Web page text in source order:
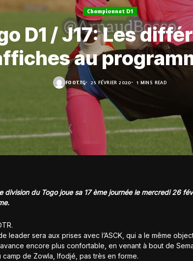
Championnat D1
D1 / J17: Les
au
FOOT.TG 25 FÉVRIER 2020 1 MINS READ
du Togo joue sa 17 ème journée le mercredi 26
leader sera aux prises avec l’ASCK, qui a le même
encore plus confortable, en venant à bout de
de Zowla, Ifodjé, pas très en forme.